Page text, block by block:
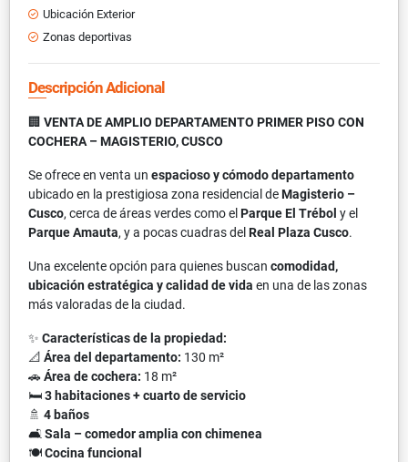
Ubicación Exterior
Zonas deportivas
Descripción Adicional
🏢 VENTA DE AMPLIO DEPARTAMENTO PRIMER PISO CON
COCHERA – MAGISTERIO, CUSCO
Se ofrece en venta un espacioso y cómodo departamento
ubicado en la prestigiosa zona residencial deMagisterio –
Cusco, cerca de áreas verdes como el Parque El Trébol y el
Parque Amauta, y a pocas cuadras del Real Plaza Cusco.
Una excelente opción para quienes buscan comodidad,
ubicación estratégica y calidad de vida en una de las zonas
más valoradas de la ciudad.
✨ Características de la propiedad:
📐 Área del departamento: 130 m²
🚗Área de cochera: 18 m²
🛏3 habitaciones + cuarto de servicio
🚿 4 baños
🛋 Sala – comedor amplia con chimenea
🍽Cocina funcional